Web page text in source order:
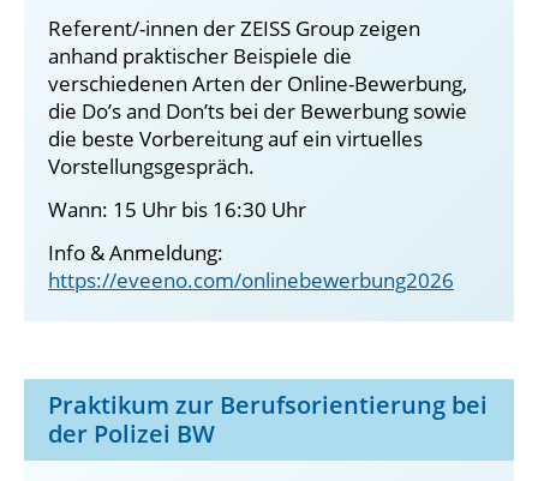
Referent/-innen der ZEISS Group zeigen
anhand praktischer Beispiele die
verschiedenen Arten der Online-Bewerbung,
die Do’s and Don’ts bei der Bewerbung sowie
die beste Vorbereitung auf ein virtuelles
Vorstellungsgespräch.
Wann: 15 Uhr bis 16:30 Uhr
Info & Anmeldung:
https://eveeno.com/onlinebewerbung2026
Praktikum zur Berufsorientierung bei
der Polizei BW